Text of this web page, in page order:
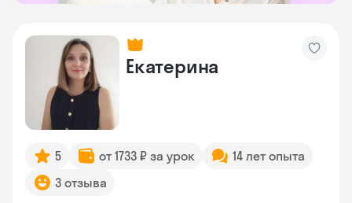
Екатерина
5 от 1733 ₽ за урок
14 лет опыта
3 отзыва